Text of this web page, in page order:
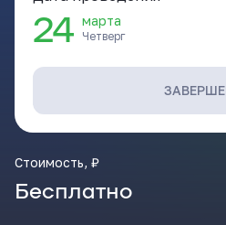
24 марта
Четверг
Стоимость, ₽
Бесплатно